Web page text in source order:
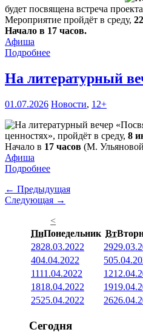
будет посвящена встреча
Мероприятие пройдёт в среду,
Начало в 17 часов.
Афиша
Подробнее
На литературный
01.07.2026 Новости, 12+
ценностях», пройдёт в среду, 8
Начало в 17 часов (М.
Афиша
Подробнее
← Предыдущая
Следующая →
<
ПнПонедельник Вт
2828.03.2022 29
404.04.2022 5
1111.04.2022 12
1818.04.2022 19
2525.04.2022 26
Сегодня